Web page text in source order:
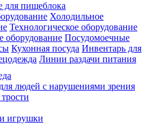
для пищеблока
Холодильное
Технологическое оборудование
оборудование Посудомоечные
Кухонная посуда Инвентарь для
Линии раздачи питания
людей с нарушениями зрения
игрушки